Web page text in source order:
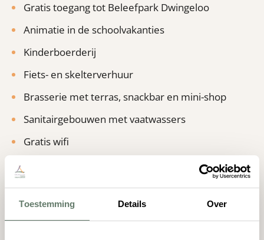
Toestemming Details Over
Gratis toegang tot Beleefpark Dwingeloo
Animatie in de schoolvakanties
Kinderboerderij
Fiets- en skelterverhuur
Brasserie met terras, snackbar en mini-shop
Sanitairgebouwen met vaatwassers
Gratis wifi
Bekijk alle faciliteiten
Ontdek Dwingelderveld